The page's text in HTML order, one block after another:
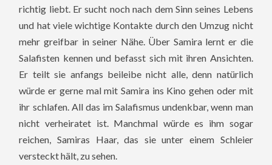
richtig liebt. Er sucht noch nach dem Sinn seines Lebens
und hat viele wichtige Kontakte durch den Umzug nicht
mehr greifbar in seiner Nähe. Über Samira lernt er die
Salafisten kennen und befasst sich mit ihren Ansichten.
Er teilt sie anfangs beileibe nicht alle, denn natürlich
würde er gerne mal mit Samira ins Kino gehen oder mit
ihr schlafen. All das im Salafismus undenkbar, wenn man
nicht verheiratet ist. Manchmal würde es ihm sogar
reichen, Samiras Haar, das sie unter einem Schleier
versteckt hält, zu sehen.